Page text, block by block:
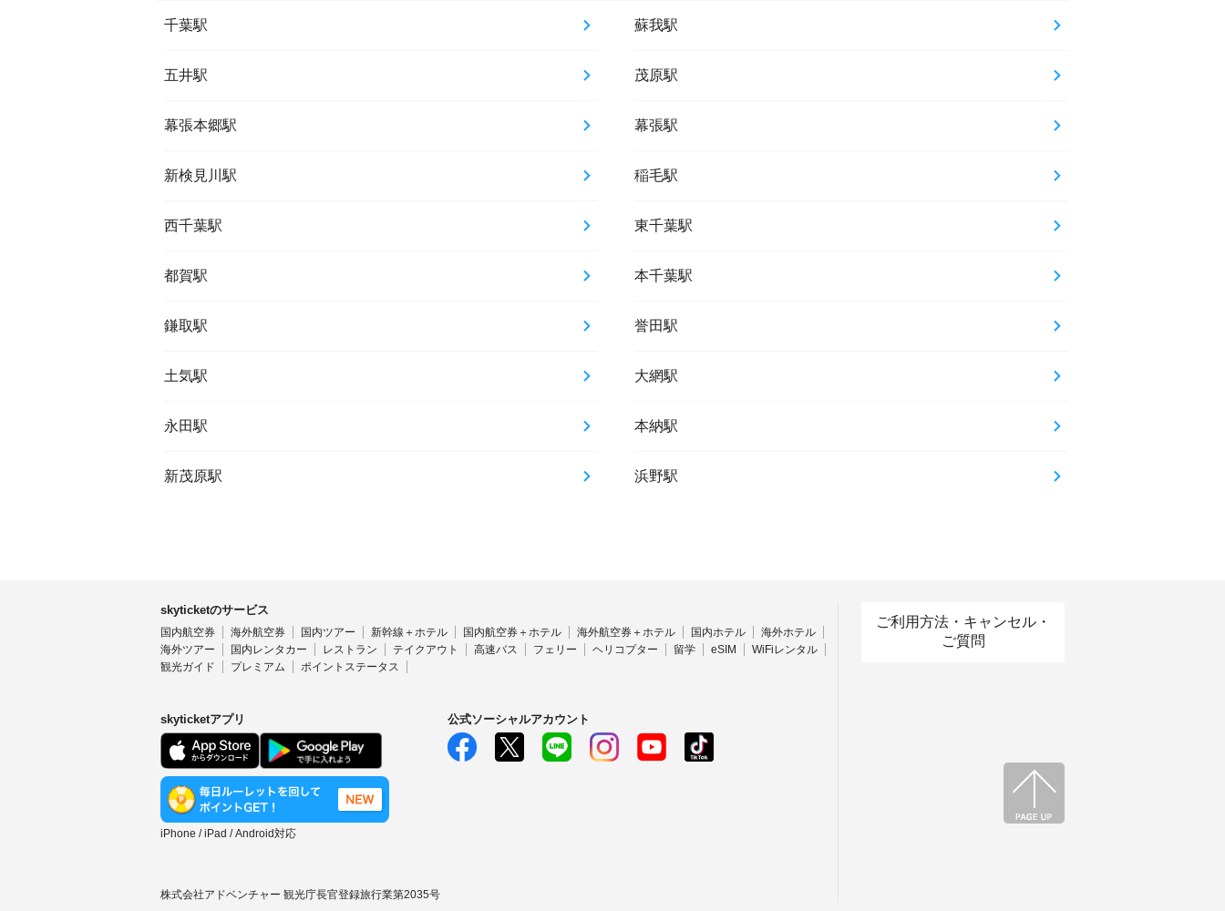
千葉駅 蘇我駅
五井駅 茂原駅
幕張本郷駅 幕張駅
新検見川駅 稲毛駅
西千葉駅 東千葉駅
都賀駅 本千葉駅
鎌取駅 誉田駅
土気駅 大網駅
永田駅 本納駅
新茂原駅 浜野駅